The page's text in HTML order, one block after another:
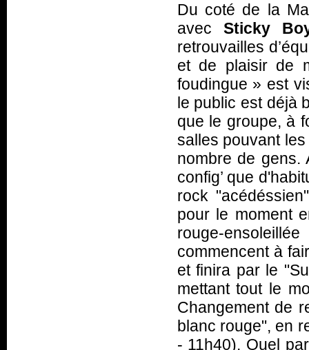
Du coté de la
avec Sticky
retrouvailles
et de plaisir de
foudingue » est
le public est déjà
que le groupe, à
salles pouvant
nombre de gens.
config’ que
rock
pour le moment
rouge-
commencent à
et finira par le
mettant tout le
Changement de
blanc rouge", en
- 11h40). Quel